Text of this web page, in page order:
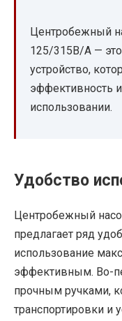
Центробежный
125/315B/A —
устройство,
эффективность
использовании.
Удобство
Центробежный
предлагает ряд
использование
эффективным. Во-
прочным ручками,
транспортировки и